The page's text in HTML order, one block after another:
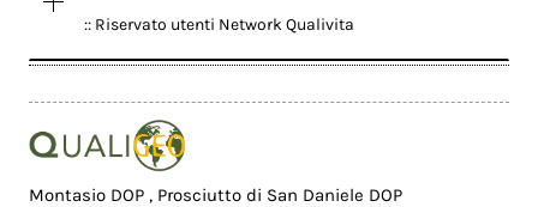
:: Riservato utenti Network Qualivita
Montasio DOP, Prosciutto di San Daniele DOP